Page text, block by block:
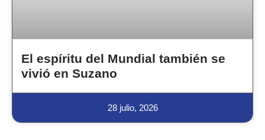
El espíritu del Mundial también se
vivió en Suzano
28 julio, 2026